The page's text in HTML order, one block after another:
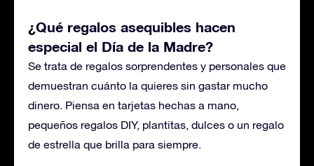
¿Qué regalos asequibles hacen
especial el Día de la Madre?
Se trata de regalos sorprendentes y personales que
demuestran cuánto la quieres sin gastar mucho
dinero. Piensa en tarjetas hechas a mano,
pequeños regalos DIY, plantitas, dulces o un regalo
de estrella que brilla para siempre.